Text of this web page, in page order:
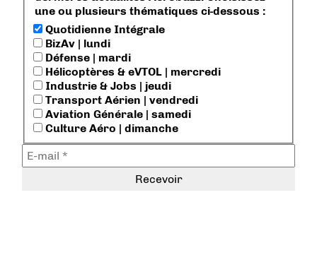
une ou plusieurs thématiques ci-dessous :
Quotidienne Intégrale
BizAv | lundi
Défense | mardi
Hélicoptères & eVTOL | mercredi
Industrie & Jobs | jeudi
Transport Aérien | vendredi
Aviation Générale | samedi
Culture Aéro | dimanche